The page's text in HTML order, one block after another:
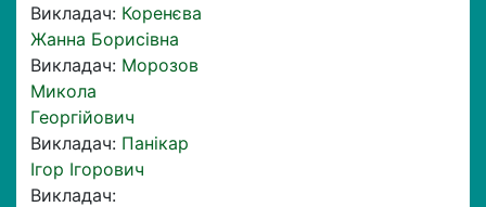
Викладач: Коренєва
Жанна Борисівна
Викладач: Морозов
Микола
Георгійович
Викладач: Панікар
Ігор Ігорович
Викладач: